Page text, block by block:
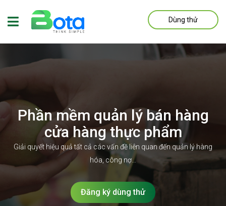
Dùng thử
Phần mềm quản lý bán hàng
cửa hàng thực phẩm
Giải quyết hiệu quả tất cả các vấn đề liên quan đến quản lý hàng
hóa, công nợ…
Đăng ký dùng thử